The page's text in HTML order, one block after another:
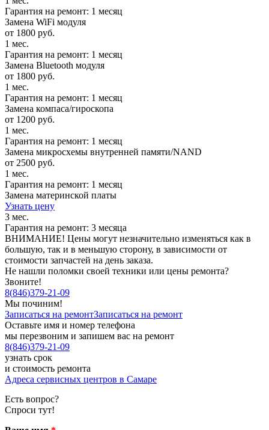
Гарантия на ремонт: 1 месяц
Замена WiFi модуля
от 1800 руб.
1 мес.
Гарантия на ремонт: 1 месяц
Замена Bluetooth модуля
от 1800 руб.
1 мес.
Гарантия на ремонт: 1 месяц
Замена компаса/гироскопа
от 1200 руб.
1 мес.
Гарантия на ремонт: 1 месяц
Замена микросхемы внутренней памяти/NAND
от 2500 руб.
1 мес.
Гарантия на ремонт: 1 месяц
Замена материнской платы
Узнать цену
3 мес.
Гарантия на ремонт: 3 месяца
ВНИМАНИЕ! Цены могут незначительно изменяться как в
большую, так и в меньшую сторону, в зависимости от
стоимости запчастей на день заказа.
Не нашли поломки своей техники или цены ремонта?
Звоните!
8(846)379-21-09
Мы починим!
Записаться на ремонтЗаписаться на ремонт
Оставьте имя и номер телефона
мы перезвоним и запишем вас на ремонт
8(846)379-21-09
узнать срок
и стоимость ремонта
Адреса сервисных центров в Самаре
Есть вопрос?
Спроси тут!